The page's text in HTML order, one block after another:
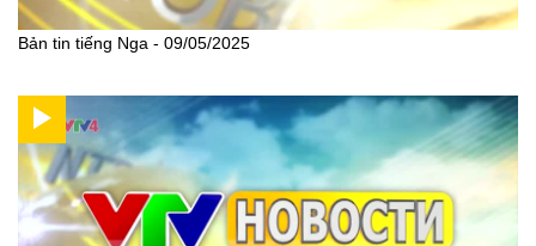
Bản tin tiếng Nga - 09/05/2025